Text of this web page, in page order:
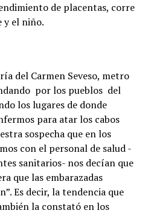
de placentas, corre
y el niño.
del Carmen Seveso, metro
por los pueblos del
los lugares de donde
para atar los cabos
sospecha que en los
con el personal de salud -
sanitarios- nos decían que
que las embarazadas
Es decir, la tendencia que
la constató en los